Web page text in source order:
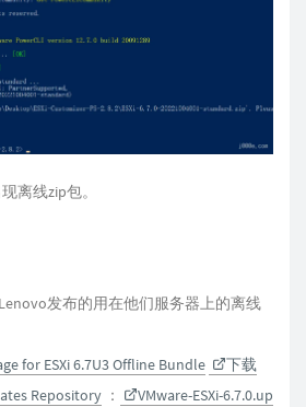
离线zip包。
发布的用在他们服务器上的离线
for ESXi 6.7U3 Offline Bundle
下载
Repository ：
VMware-ESXi-6.7.0.up